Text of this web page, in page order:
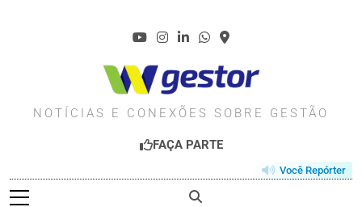
WGESTOR.COM.BR
NOTÍCIAS E CONEXÕES SOBRE GESTÃO
FAÇA PARTE
Você Repórter